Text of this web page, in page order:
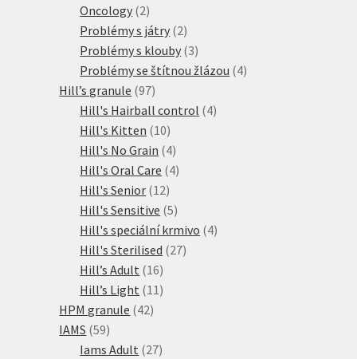
Oncology 22
produkty
Problémy s játry 22
produkty
Problémy s klouby 33
produkty
Problémy se štítnou žlázou 44
Hill’s granule 9797
produktů
Hill's Hairball control 44
Hill's Kitten 1010
produktů
Hill's No Grain 44
produkty
Hill's Oral Care 44
Hill's Senior 1212
produktů
Hill's Sensitive 55
produktů
Hill's speciální krmivo 44
Hill's Sterilised 2727
Hill’s Adult 1616
produktů
Hill’s Light 11 11
HPM granule 4242
IAMS 5959
produktů
Iams Adult 2727